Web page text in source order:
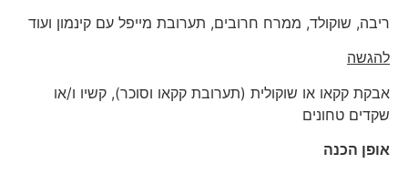
ריבה, שוקולד, ממרח חרובים, תערובת מייפל עם קינמון ועוד
להגשה
אבקת קקאו או שוקולית (תערובת קקאו וסוכר), קשיו ו/או
שקדים טחונים
אופן הכנה